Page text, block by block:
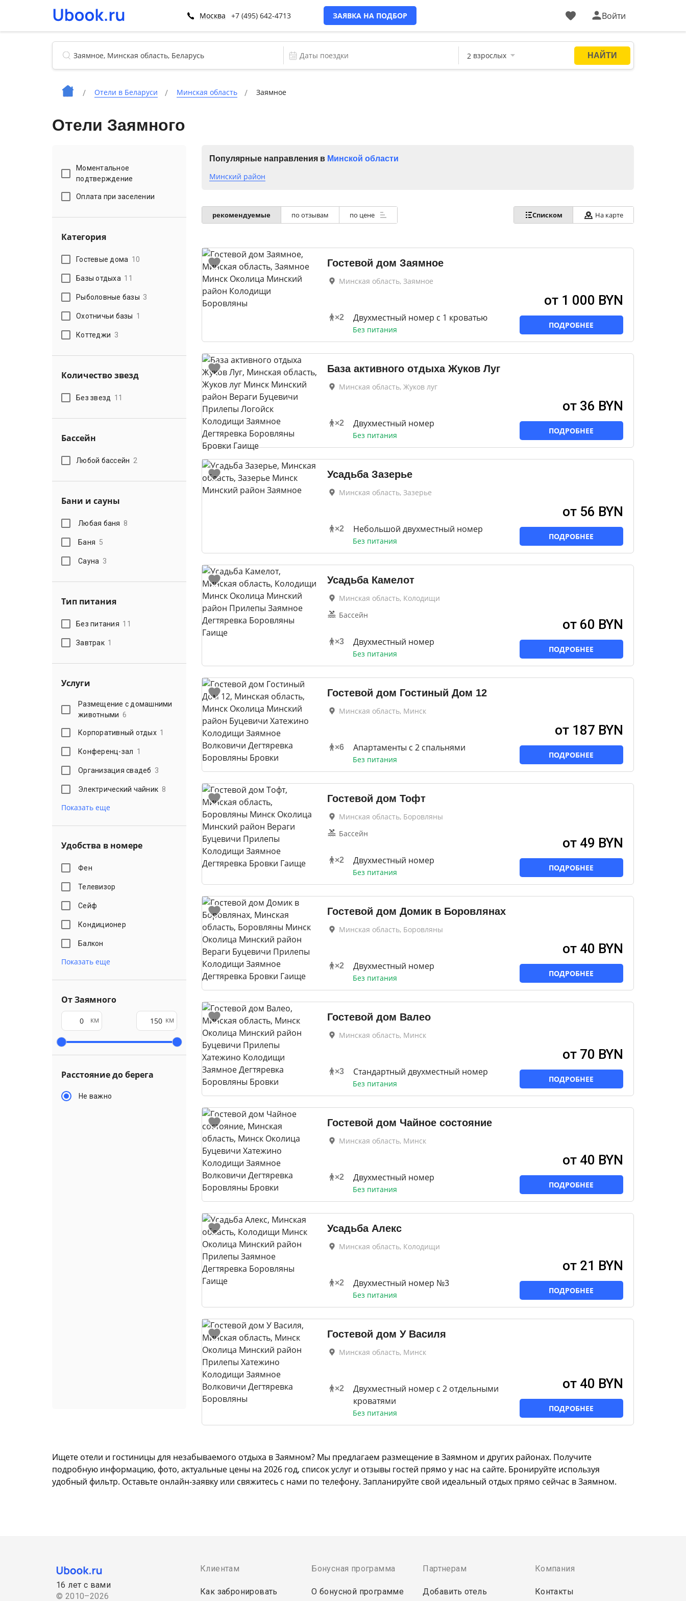
Москва +7 (495) 642-4713 ЗАЯВКА НА ПОДБОР Войти
Отели в Беларуси Минская область Заямное
Отели Заямного
Моментальное
подтверждение
Оплата при заселении
Категория
Гостевые дома 10
Базы отдыха 11
Рыболовные базы 3
Охотничьи базы 1
Коттеджи 3
Количество звезд
Без звезд 11
Бассейн
Любой бассейн 2
Бани и сауны
Любая баня 8
Баня 5
Сауна 3
Тип питания
Без питания 11
Завтрак 1
Услуги
Размещение с домашними
животными 6
Корпоративный отдых 1
Конференц-зал 1
Организация свадеб 3
Электрический чайник 8
Показать еще
Удобства в номере
Фен
Телевизор
Сейф
Кондиционер
Балкон
Показать еще
От Заямного
км км
Расстояние до берега
Не важно
Популярные направления в Минской области
Минский район
рекомендуемые по отзывам по цене Списком На карте
Гостевой дом Заямное
Минская область, Заямное
×2 Двухместный номер с 1 кроватью
Без питания
от 1 000 BYN
ПОДРОБНЕЕ
База активного отдыха Жуков Луг
Минская область, Жуков луг
×2 Двухместный номер
Без питания
от 36 BYN
ПОДРОБНЕЕ
Усадьба Зазерье
Минская область, Зазерье
×2 Небольшой двухместный номер
Без питания
от 56 BYN
ПОДРОБНЕЕ
Усадьба Камелот
Минская область, Колодищи
Бассейн
×3 Двухместный номер
Без питания
от 60 BYN
ПОДРОБНЕЕ
Гостевой дом Гостиный Дом 12
Минская область, Минск
×6 Апартаменты с 2 спальнями
Без питания
от 187 BYN
ПОДРОБНЕЕ
Гостевой дом Тофт
Минская область, Боровляны
Бассейн
×2 Двухместный номер
Без питания
от 49 BYN
ПОДРОБНЕЕ
Гостевой дом Домик в Боровлянах
Минская область, Боровляны
×2 Двухместный номер
Без питания
от 40 BYN
ПОДРОБНЕЕ
Гостевой дом Валео
Минская область, Минск
×3 Стандартный двухместный номер
Без питания
от 70 BYN
ПОДРОБНЕЕ
Гостевой дом Чайное состояние
Минская область, Минск
×2 Двухместный номер
Без питания
от 40 BYN
ПОДРОБНЕЕ
Усадьба Алекс
Минская область, Колодищи
×2 Двухместный номер №3
Без питания
от 21 BYN
ПОДРОБНЕЕ
Гостевой дом У Василя
Минская область, Минск
×2
Двухместный номер с 2 отдельными
кроватями
Без питания
от 40 BYN
ПОДРОБНЕЕ
Ищете отели и гостиницы для незабываемого отдыха в Заямном? Мы предлагаем размещение в Заямном и других районах. Получите
подробную информацию, фото, актуальные цены на 2026 год, список услуг и отзывы гостей прямо у нас на сайте. Бронируйте используя
удобный фильтр. Оставьте онлайн-заявку или свяжитесь с нами по телефону. Запланируйте свой идеальный отдых прямо сейчас в Заямном.
16 лет с вами
© 2010–2026
Клиентам
Как забронировать
Бонусная программа
О бонусной программе
Партнерам
Добавить отель
Компания
Контакты